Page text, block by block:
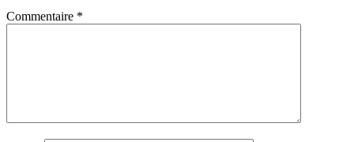
Commentaire *